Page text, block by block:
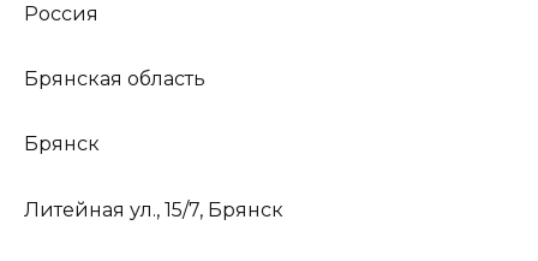
Россия
Брянская область
Брянск
Литейная ул., 15/7, Брянск